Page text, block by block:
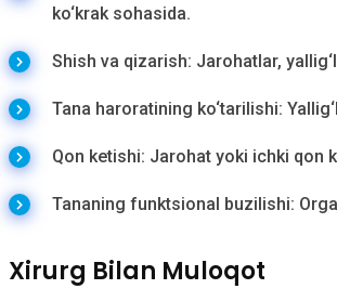
ko‘krak sohasida.
Shish va qizarish: Jarohatlar,
Tana haroratining ko‘tarilishi:
Qon ketishi: Jarohat yoki ichki qon
Tananing funktsional buzilishi:
Xirurg Bilan Muloqot